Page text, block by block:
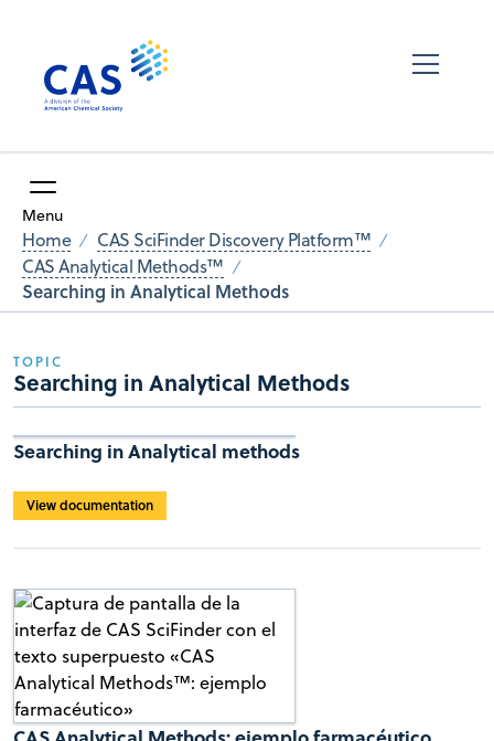
Menu
Home
CAS SciFinder Discovery Platform™
CAS Analytical Methods™
Searching in Analytical Methods
TOPIC
Searching in Analytical Methods
Searching in Analytical methods
View documentation